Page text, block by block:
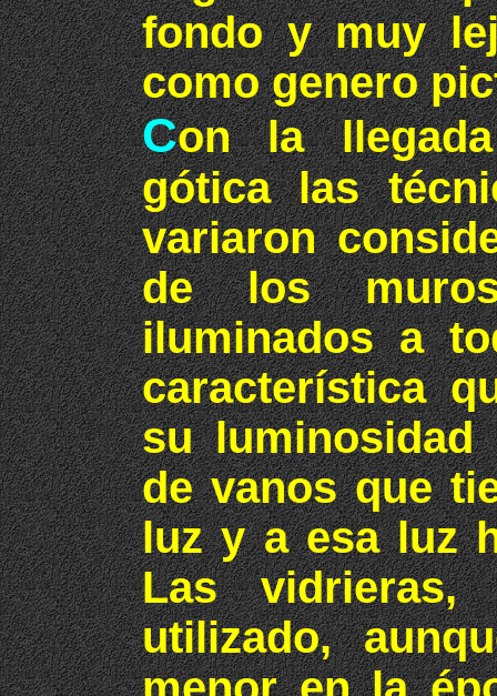
fondo y muy
como genero
Con la
gótica las
variaron
de los
iluminados a
característica
su
de vanos que
luz y a esa luz
Las
utilizado,